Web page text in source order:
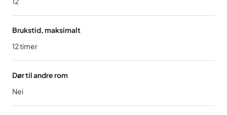
Brukstid, maksimalt
12timer
Dør til andre rom
Nei